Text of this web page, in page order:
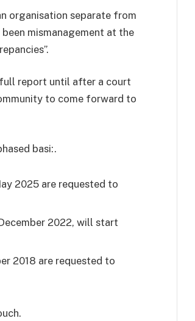
organisation separate from
mismanagement at the
report until after a court
to come forward to
basi:.
2025 are requested to
2022, will start
2018 are requested to